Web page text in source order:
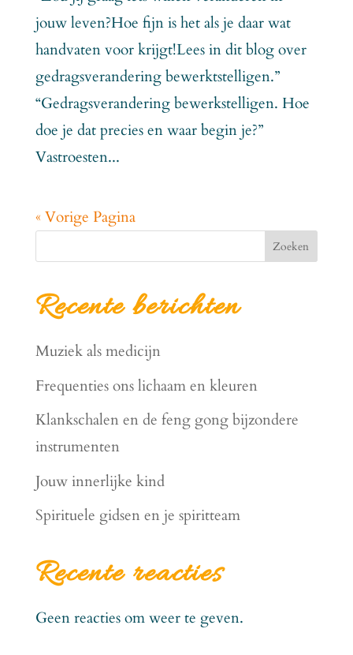
jouw leven?Hoe fijn is het als je daar wat
handvaten voor krijgt!Lees in dit blog over
gedragsverandering bewerktstelligen.”
“Gedragsverandering bewerkstelligen. Hoe
doe je dat precies en waar begin je?”
Vastroesten...
« Vorige Pagina
Zoeken
Recente berichten
Muziek als medicijn
Frequenties ons lichaam en kleuren
Klankschalen en de feng gong bijzondere
instrumenten
Jouw innerlijke kind
Spirituele gidsen en je spiritteam
Recente reacties
Geen reacties om weer te geven.